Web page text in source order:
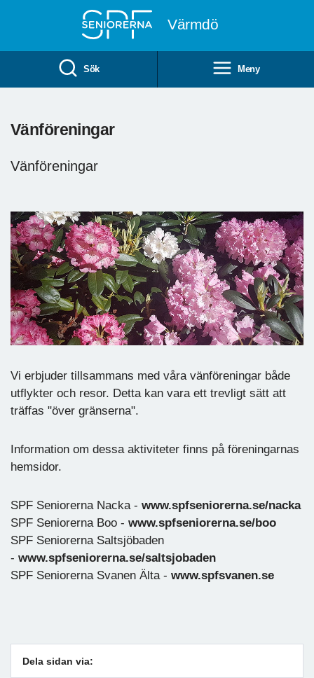
Värmdö
Sök Meny
Vänföreningar
Vänföreningar
Vi erbjuder tillsammans med våra vänföreningar både
utflykter och resor. Detta kan vara ett trevligt sätt att
träffas "över gränserna".
Information om dessa aktiviteter finns på föreningarnas
hemsidor.
SPF Seniorerna Nacka - www.spfseniorerna.se/nacka
SPF Seniorerna Boo - www.spfseniorerna.se/boo
SPF Seniorerna Saltsjöbaden
- www.spfseniorerna.se/saltsjobaden
SPF Seniorerna Svanen Älta - www.spfsvanen.se
Dela sidan via: